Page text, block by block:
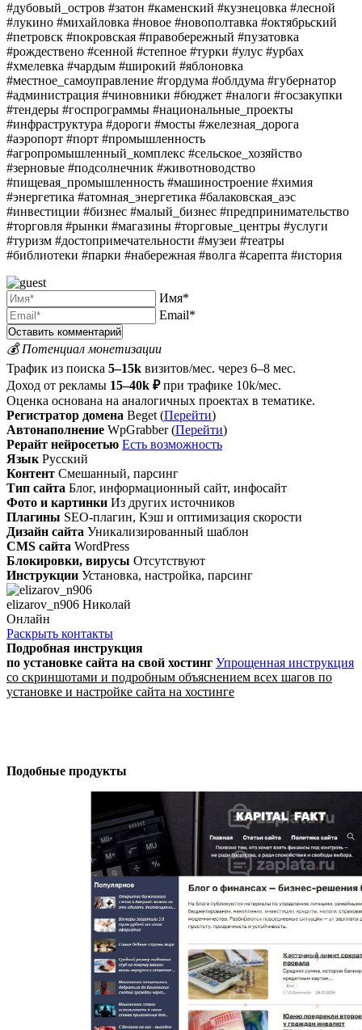
#дубовый_остров #затон #каменский #кузнецовка #лесной
#лукино #михайловка #новое #новополтавка #октябрьский
#петровск #покровская #правобережный #пузатовка
#рождествено #сенной #степное #турки #улус #урбах
#хмелевка #чардым #широкий #яблоновка
#местное_самоуправление #гордума #облдума #губернатор
#администрация #чиновники #бюджет #налоги #госзакупки
#тендеры #госпрограммы #национальные_проекты
#инфраструктура #дороги #мосты #железная_дорога
#аэропорт #порт #промышленность
#агропромышленный_комплекс #сельское_хозяйство
#зерновые #подсолнечник #животноводство
#пищевая_промышленность #машиностроение #химия
#энергетика #атомная_энергетика #балаковская_аэс
#инвестиции #бизнес #малый_бизнес #предпринимательство
#торговля #рынки #магазины #торговые_центры #услуги
#туризм #достопримечательности #музеи #театры
#библиотеки #парки #набережная #волга #сарепта #история
Имя*
Email*
💰 Потенциал монетизации
Трафик из поиска 5–15k визитов/мес. через 6–8 мес.
Доход от рекламы 15–40k ₽ при трафике 10k/мес.
Оценка основана на аналогичных проектах в тематике.
Регистратор домена Beget (Перейти)
Автонаполнение WpGrabber (Перейти)
Рерайт нейросетью Есть возможность
Язык Русский
Контент Смешанный, парсинг
Тип сайта Блог, информационный сайт, инфосайт
Фото и картинки Из других источников
Плагины SEO-плагин, Кэш и оптимизация скорости
Дизайн сайта Уникализированный шаблон
CMS сайта WordPress
Блокировки, вирусы Отсутствуют
Инструкции Установка, настройка, парсинг
elizarov_n906 Николай
Онлайн
Раскрыть контакты
Подробная инструкция
по установке сайта на свой хостинг Упрощенная инструкция
со скриншотами и подробным объяснением всех шагов по
установке и настройке сайта на хостинге
Подобные продукты